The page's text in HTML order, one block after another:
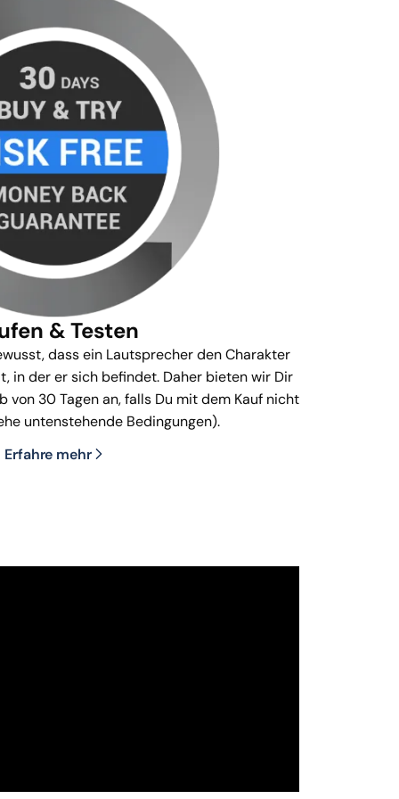
& Testen
dass ein Lautsprecher den Charakter
in der er sich befindet. Daher bieten wir Dir
von 30 Tagen an, falls Du mit dem Kauf nicht
untenstehende Bedingungen).
Erfahre mehr